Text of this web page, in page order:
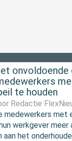
onvoldoende
te houden
Redactie
medewerkers met
werkgever meer
het